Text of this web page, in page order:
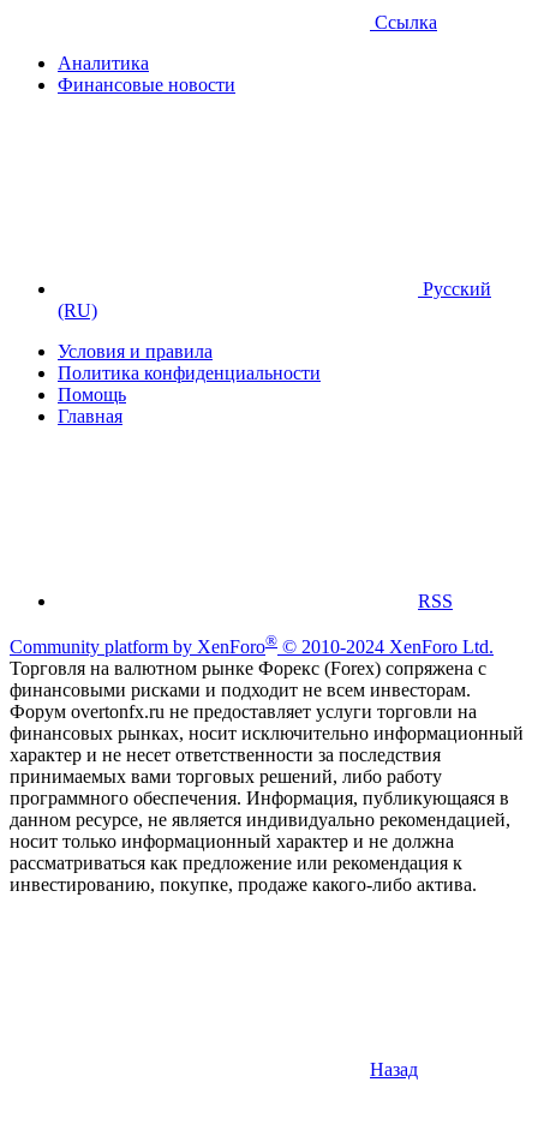
Ссылка
Аналитика
Финансовые новости
Русский
(RU)
Условия и правила
Политика конфиденциальности
Помощь
Главная
RSS
Community platform by XenForo® © 2010-2024 XenForo Ltd.
Торговля на валютном рынке Форекс (Forex) сопряжена с
финансовыми рисками и подходит не всем инвесторам.
Форум overtonfx.ru не предоставляет услуги торговли на
финансовых рынках, носит исключительно информационный
характер и не несет ответственности за последствия
принимаемых вами торговых решений, либо работу
программного обеспечения. Информация, публикующаяся в
данном ресурсе, не является индивидуально рекомендацией,
носит только информационный характер и не должна
рассматриваться как предложение или рекомендация к
инвестированию, покупке, продаже какого-либо актива.
Назад